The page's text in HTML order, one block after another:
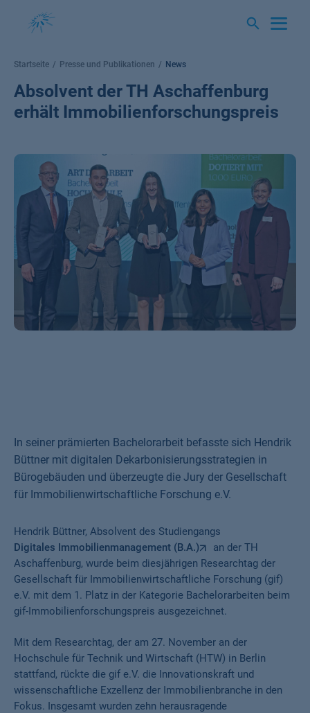
Startseite Presse und Publikationen News
Absolvent der TH Aschaffenburg
erhält Immobilienforschungspreis
In seiner prämierten Bachelorarbeit befasste sich Hendrik
Büttner mit digitalen Dekarbonisierungsstrategien in
Bürogebäuden und überzeugte die Jury der Gesellschaft
für Immobilienwirtschaftliche Forschung e.V.
Hendrik Büttner, Absolvent des Studiengangs
Digitales Immobilienmanagement (B.A.)
an der TH
Aschaffenburg, wurde beim diesjährigen Researchtag der
Gesellschaft für Immobilienwirtschaftliche Forschung (gif)
e.V. mit dem 1. Platz in der Kategorie Bachelorarbeiten beim
gif-Immobilienforschungspreis ausgezeichnet.
Mit dem Researchtag, der am 27. November an der
Hochschule für Technik und Wirtschaft (HTW) in Berlin
stattfand, rückte die gif e.V. die Innovationskraft und
wissenschaftliche Exzellenz der Immobilienbranche in den
Fokus. Insgesamt wurden zehn herausragende